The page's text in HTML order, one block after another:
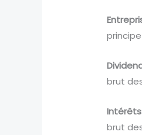
brut
brut